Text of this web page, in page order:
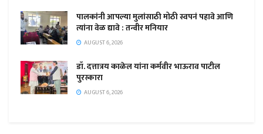
पालकांनी आपल्या मुलांसाठी मोठी स्वपनं पहावे आणि
त्यांना वेळ द्यावे : तन्वीर मनियार
AUGUST 6, 2026
डॉ. दत्तात्रय काळेल यांना कर्मवीर भाऊराव पाटील
पुरस्कारा
AUGUST 6, 2026